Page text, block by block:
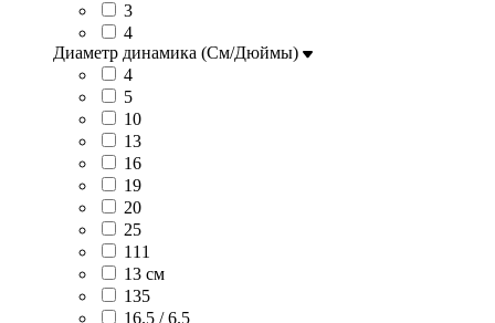
3
4
Диаметр динамика (См/Дюймы)
4
5
10
13
16
19
20
25
111
13 см
135
16.5 / 6.5